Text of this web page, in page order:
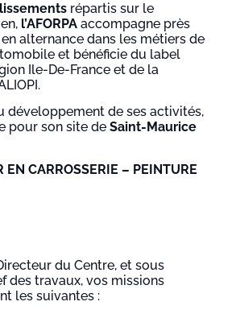
répartis sur le
l’AFORPA accompagne près
alternance dans les métiers de
et bénéficie du label
Ile-De-France et de la
développement de ses activités,
pour son site de Saint-Maurice
EN CARROSSERIE – PEINTURE
du Centre, et sous
des travaux, vos missions
les suivantes :